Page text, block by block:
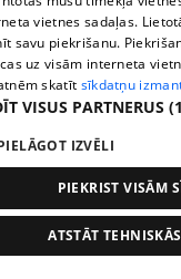
pirms 2 nedēļām, 6
Magone sarūpē
Evitai
72. epizode
vietnes sadaļas.
savu piekrišanu.
uz visām interneta
skatīt sīkdatņu
VISUS PARTNERUS
IZVĒLI
PIEKRIST VISĀM
ATSTĀT